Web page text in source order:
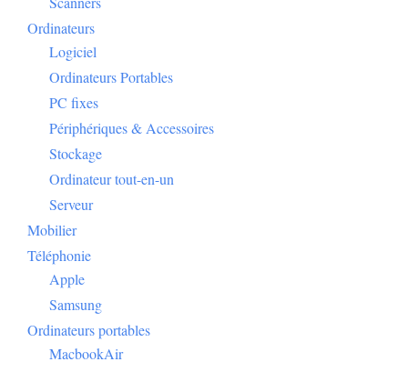
Logiciel
Ordinateurs Portables
Stockage
Ordinateur tout-en-un
Apple
Samsung
Ordinateurs portables
MacbookAir